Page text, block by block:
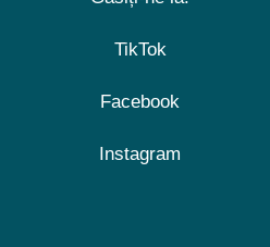
TikTok
Facebook
Instagram